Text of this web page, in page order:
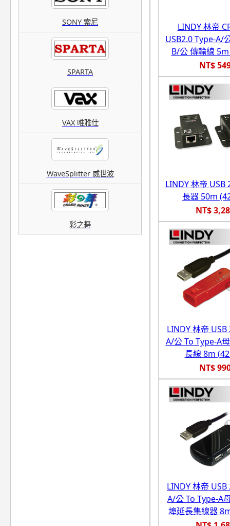
SONY 索尼
SPARTA
VAX 唯雅仕
WaveSplitter 威世波
彩之舞
LINDY 林帝
USB2.0 Type-A/
B/公 傳輸線
NT$
LINDY 林帝 USB
長器 50m
NT$
LINDY 林帝
A/公 To Type-A
長線 8m
NT$
LINDY 林帝
A/公 To Type-A
埠延長集線器